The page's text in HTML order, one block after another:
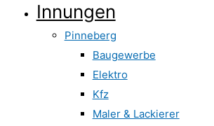
Innungen
Pinneberg
Baugewerbe
Elektro
Kfz
Maler & Lackierer